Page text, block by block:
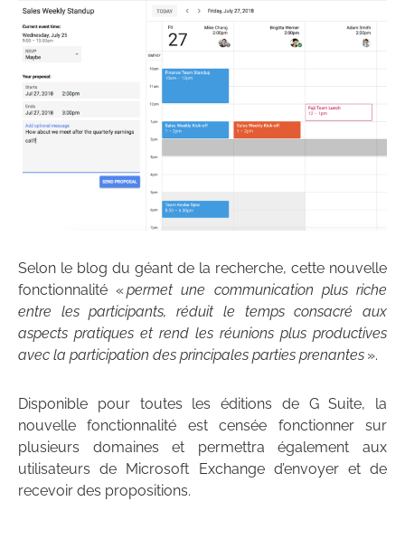
Selon le blog du géant de la recherche, cette nouvelle
fonctionnalité «permet une communication plus riche
entre les participants, réduit le temps consacré aux
aspects pratiques et rend les réunions plus productives
avec la participation des principales parties prenantes ».
Disponible pour toutes les éditions de G Suite, la
nouvelle fonctionnalité est censée fonctionner sur
plusieurs domaines et permettra également aux
utilisateurs de Microsoft Exchange d’envoyer et de
recevoir des propositions.